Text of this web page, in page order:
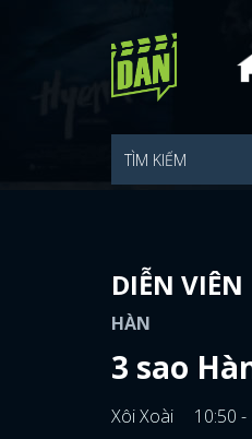
DIỄN VIÊN
HÀN
3 sao
Xôi Xoài
10:50